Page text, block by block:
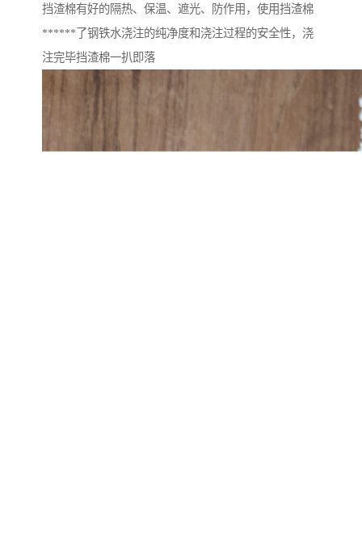
挡渣棉有好的隔热、保温、遮光、防作用，使用挡渣棉
******了钢铁水浇注的纯净度和浇注过程的安全性，浇
注完毕挡渣棉一扒即落